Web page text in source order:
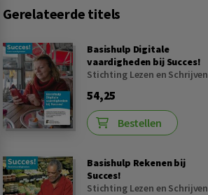
Gerelateerde titels
Basishulp Digitale
vaardigheden bij Succes!
Stichting Lezen en Schrijven
54,25
Bestellen
Basishulp Rekenen bij
Succes!
Stichting Lezen en Schrijven